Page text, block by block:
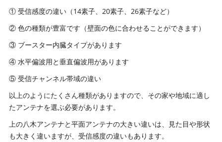
① 受信感度の違い（14素子、20素子、26素子など）
② 色の種類が豊富です（壁面の色に合わせることができます）
③ ブースター内臓タイプがあります
④ 水平偏波用と垂直偏波用があります
⑤ 受信チャンネル帯域の違い
以上のようにたくさん種類がありますので、その家や地域に適し
たアンテナを選ぶ必要があります。
上の八木アンテナと平面アンテナの大きい違いは、見た目や形状
も大きく違いますが、受信感度の違いもあります。